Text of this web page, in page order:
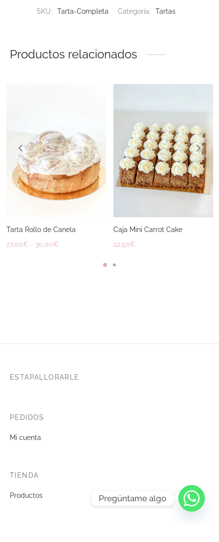
SKU: Tarta-Completa Categoría: Tartas
Productos relacionados
Tarta Rollo de Canela
27,00€ - 30,00€Rango
Caja Mini Carrot Cake
22,50€
ESTAPALLORARLE
PEDIDOS
Mi cuenta
TIENDA
Productos Pregúntame algo